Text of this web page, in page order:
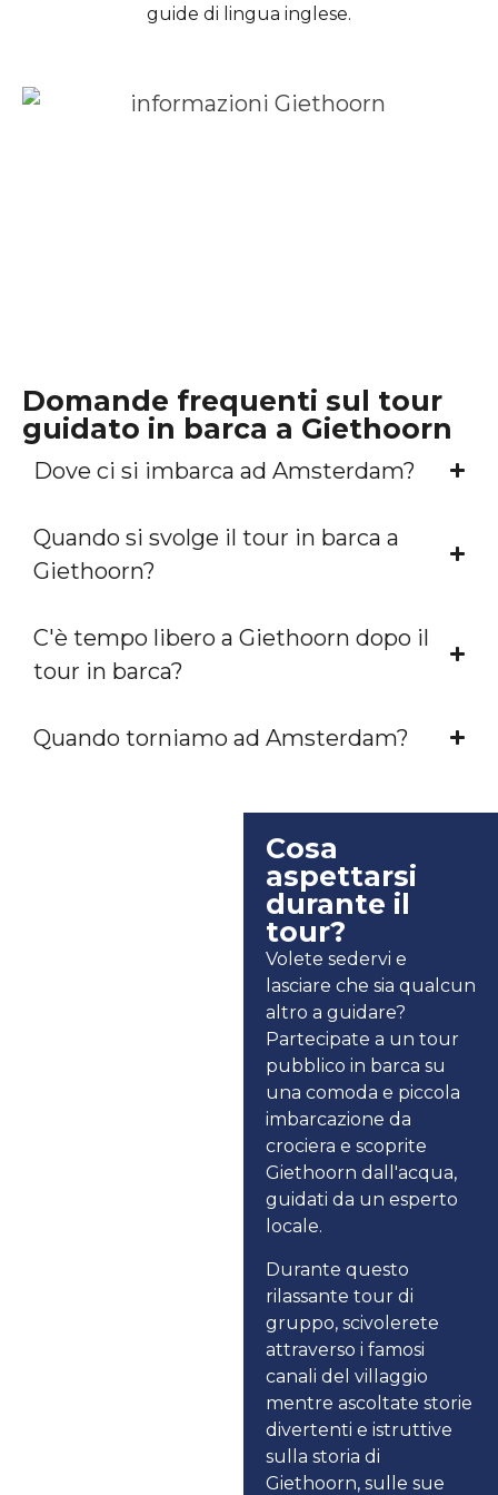
guide di lingua inglese.
Domande frequenti sul tour
guidato in barca a Giethoorn
Dove ci si imbarca ad Amsterdam?
Quando si svolge il tour in barca a
Giethoorn?
C'è tempo libero a Giethoorn dopo il
tour in barca?
Quando torniamo ad Amsterdam?
Cosa
aspettarsi
durante il
tour?
Volete sedervi e
lasciare che sia qualcun
altro a guidare?
Partecipate a un tour
pubblico in barca su
una comoda e piccola
imbarcazione da
crociera e scoprite
Giethoorn dall'acqua,
guidati da un esperto
locale.
Durante questo
rilassante tour di
gruppo, scivolerete
attraverso i famosi
canali del villaggio
mentre ascoltate storie
divertenti e istruttive
sulla storia di
Giethoorn, sulle sue